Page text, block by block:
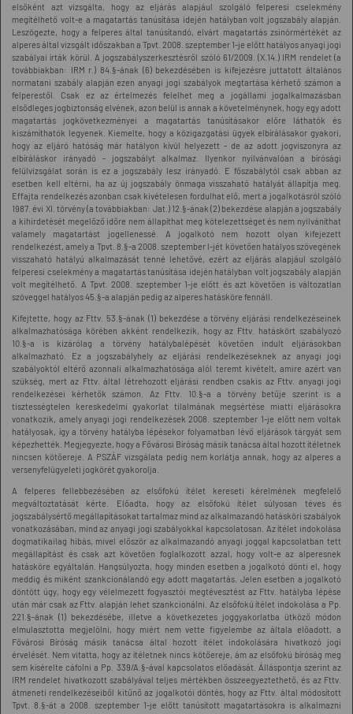
elsőként azt vizsgálta, hogy az eljárás alapjául szolgáló felperesi cselekmény
megítélhető volt-e a magatartás tanúsítása idején hatályban volt jogszabály alapján.
Leszögezte, hogy a felperes által tanúsítandó, elvárt magatartás zsinórmértékét az
alperes által vizsgált időszakban a Tpvt. 2008. szeptember 1-je előtt hatályos anyagi jogi
szabályai írták körül. A jogszabályszerkesztésről szóló 61/2009. (X.14.) IRM rendelet (a
továbbiakban: IRM r.) 84.§-ának (6) bekezdésében is kifejezésre juttatott általános
normatani szabály alapján ezen anyagi jogi szabályok megtartása kérhető számon a
felperestől. Csak ez az értelmezés felelhet meg a jogállami jogalkalmazásban
elsődleges jogbiztonság elvének, azon belül is annak a követelménynek, hogy egy adott
magatartás jogkövetkezményei a magatartás tanúsításakor előre láthatók és
kiszámíthatók legyenek. Kiemelte, hogy a közigazgatási ügyek elbírálásakor gyakori,
hogy az eljáró hatóság már hatályon kívül helyezett - de az adott jogviszonyra az
elbíráláskor irányadó - jogszabályt alkalmaz. Ilyenkor nyilvánvalóan a bírósági
felülvizsgálat során is ez a jogszabály lesz irányadó. E főszabálytól csak abban az
esetben kell eltérni, ha az új jogszabály önmaga visszaható hatályát állapítja meg.
Effajta rendelkezés azonban csak kivételesen fordulhat elő, mert a jogalkotásról szóló
1987. évi XI. törvény (a továbbiakban: Jat.) 12.§-ának (2) bekezdése alapján a jogszabály
a kihirdetését megelőző időre nem állapíthat meg kötelezettséget és nem nyilváníthat
valamely magatartást jogellenessé. A jogalkotó nem hozott olyan kifejezett
rendelkezést, amely a Tpvt. 8.§-a 2008. szeptember l-jét követően hatályos szövegének
visszaható hatályú alkalmazását tenné lehetővé, ezért az eljárás alapjául szolgáló
felperesi cselekmény a magatartás tanúsítása idején hatályban volt jogszabály alapján
volt megítélhető. A Tpvt. 2008. szeptember 1-je előtt és azt követően is változatlan
szöveggel hatályos 45.§-a alapján pedig az alperes hatásköre fennáll.
Kifejtette, hogy az Fttv. 53.§-ának (1) bekezdése a törvény eljárási rendelkezéseinek
alkalmazhatósága körében akként rendelkezik, hogy az Fttv. hatáskört szabályozó
10.§-a is kizárólag a törvény hatálybalépését követően indult eljárásokban
alkalmazható. Ez a jogszabályhely az eljárási rendelkezéseknek az anyagi jogi
szabályoktól eltérő azonnali alkalmazhatósága alól teremt kivételt, amire azért van
szükség, mert az Fttv. által létrehozott eljárási rendben csakis az Fttv. anyagi jogi
rendelkezései kérhetők számon. Az Fttv. 10.§-a a törvény betűje szerint is a
tisztességtelen kereskedelmi gyakorlat tilalmának megsértése miatti eljárásokra
vonatkozik, amely anyagi jogi rendelkezések 2008. szeptember 1-je előtt nem voltak
hatályosak, így a törvény hatályba lépésekor folyamatban lévő eljárások tárgyát sem
képezhették. Megjegyezte, hogy a Fővárosi Bíróság másik tanácsa által hozott ítéletnek
nincsen kötőereje. A PSZÁF vizsgálata pedig nem korlátja annak, hogy az alperes a
versenyfelügyeleti jogkörét gyakorolja.
A felperes fellebbezésében az elsőfokú ítélet kereseti kérelmének megfelelő
megváltoztatását kérte. Előadta, hogy az elsőfokú ítélet súlyosan téves és
jogszabálysértő megállapításokat tartalmaz mind az alkalmazandó hatásköri szabályok
vonatkozásában, mind az anyagi jogi szabályokkal kapcsolatosan. Az ítélet indokolása
dogmatikailag hibás, mivel először az alkalmazandó anyagi joggal kapcsolatban tett
megállapítást és csak azt követően foglalkozott azzal, hogy volt-e az alperesnek
hatásköre egyáltalán. Hangsúlyozta, hogy minden esetben a jogalkotó dönti el, hogy
meddig és miként szankcionálandó egy adott magatartás. Jelen esetben a jogalkotó
döntött úgy, hogy egy vélelmezett fogyasztói megtévesztést az Fttv. hatályba lépése
után már csak az Fttv. alapján lehet szankcionálni. Az elsőfokú ítélet indokolása a Pp.
221.§-ának (1) bekezdésébe, illetve a következetes joggyakorlatba ütköző módon
elmulasztotta megjelölni, hogy miért nem vette figyelembe az általa előadott, a
Fővárosi Bíróság másik tanácsa által hozott ítélet indokolására hivatkozó jogi
érvelését. Nem vitatta, hogy az ítéletnek nincs kötőereje, ám az elsőfokú bíróság meg
sem kísérelte cáfolni a Pp. 339/A.§-ával kapcsolatos előadását. Álláspontja szerint az
IRM rendelet hivatkozott szabályával teljes mértékben összeegyeztethető, és az Fttv.
átmeneti rendelkezéseiből kitűnő az jogalkotói döntés, hogy az Fttv. által módosított
Tpvt. 8.§-át a 2008. szeptember 1-je előtt tanúsított magatartásokra is alkalmazni